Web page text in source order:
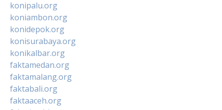
konipalu.org
koniambon.org
konidepok.org
konisurabaya.org
konikalbar.org
faktamedan.org
faktamalang.org
faktabali.org
faktaaceh.org